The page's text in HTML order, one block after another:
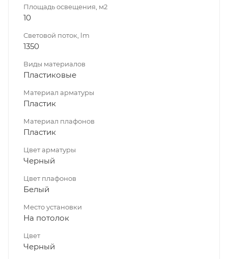
Площадь освещения, м2
10
Световой поток, lm
1350
Виды материалов
Пластиковые
Материал арматуры
Пластик
Материал плафонов
Пластик
Цвет арматуры
Черный
Цвет плафонов
Белый
Место установки
На потолок
Цвет
Черный